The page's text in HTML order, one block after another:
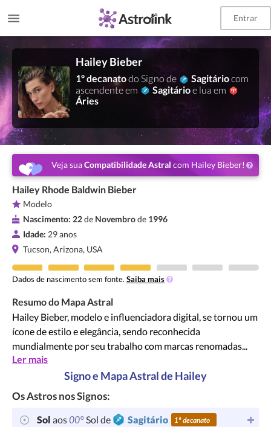
Entrar
Hailey Bieber
1º decanatodo Signo de Sagitáriocom
ascendente em
Sagitárioe lua em
Áries
Veja suaCompatibilidade Astral com Hailey Bieber!
Hailey Rhode Baldwin Bieber
Modelo
Nascimento: 22de Novembrode 1996
Idade: 29 anos
Tucson, Arizona, USA
Dados de nascimento sem fonte. Saiba mais
Resumo do Mapa Astral
Hailey Bieber, modelo e influenciadora digital, se tornou um
ícone de estilo e elegância, sendo reconhecida
mundialmente por seu trabalho com marcas renomadas...
Ler mais
Signo e Mapa Astral de Hailey
Os Astros nos Signos:
Sol aos00°Sol de Sagitário 1º decanato